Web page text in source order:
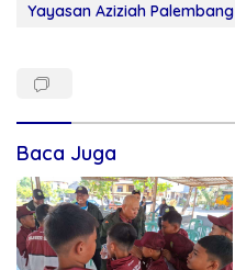
Yayasan Aziziah Palembang
Baca Juga